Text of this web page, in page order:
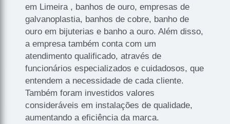
em Limeira , banhos de ouro, empresas de
galvanoplastia, banhos de cobre, banho de
ouro em bijuterias e banho a ouro. Além disso,
a empresa também conta com um
atendimento qualificado, através de
funcionários especializados e cuidadosos, que
entendem a necessidade de cada cliente.
Também foram investidos valores
consideráveis em instalações de qualidade,
aumentando a eficiência da marca.